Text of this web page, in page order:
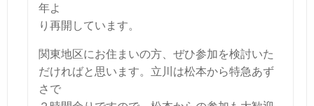
年よ
り再開しています。
関東地区にお住まいの方、ぜひ参加を検討いた
だければと思います。立川は松本から特急あず
さで